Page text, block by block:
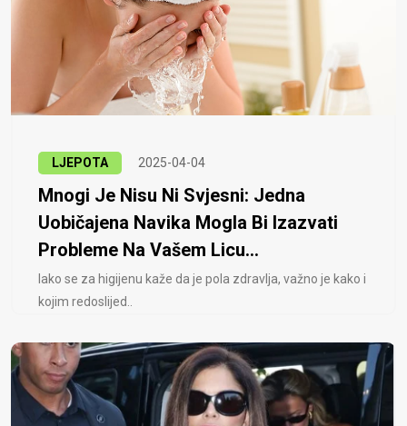
LJEPOTA 2025-04-04
Mnogi Je Nisu Ni Svjesni: Jedna
Uobičajena Navika Mogla Bi Izazvati
Probleme Na Vašem Licu...
Iako se za higijenu kaže da je pola zdravlja, važno je kako i
kojim redoslijed..